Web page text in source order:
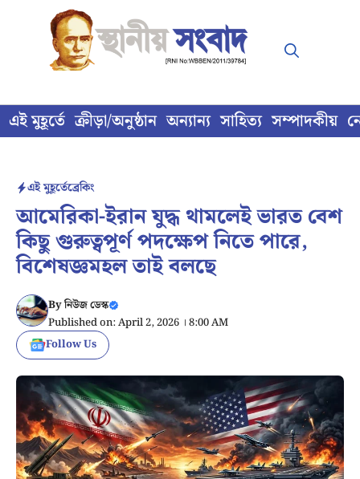
content
এই মুহূর্তে ক্রীড়া/অনুষ্ঠান অন্যান্য সাহিত্য সম্পাদকীয়
এই মুহূর্তেব্রেকিং
আমেরিকা-ইরান যুদ্ধ থামলেই ভারত বেশ
কিছু গুরুত্বপূর্ণ পদক্ষেপ নিতে পারে,
বিশেষজ্ঞমহল তাই বলছে
Byনিউজ ডেস্ক
Published on: April 2, 2026 । 8:00 AM
Follow Us